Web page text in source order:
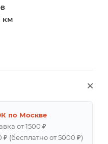
км
по Москве
от 1500 ₽
(бесплатно от 5000 ₽)